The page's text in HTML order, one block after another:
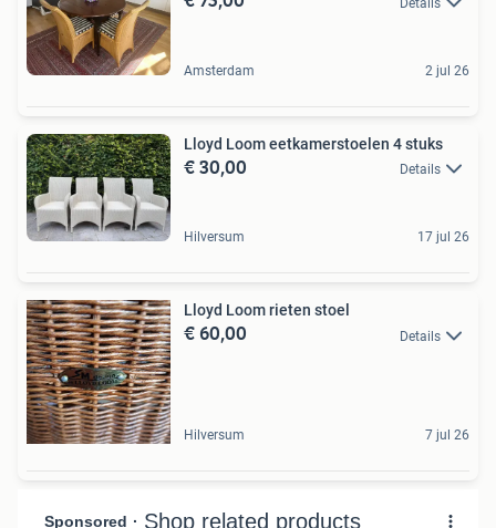
Amsterdam 2 jul 26
Lloyd Loom eetkamerstoelen 4 stuks
€ 30,00 Details
Hilversum 17 jul 26
Lloyd Loom rieten stoel
€ 60,00 Details
Hilversum 7 jul 26